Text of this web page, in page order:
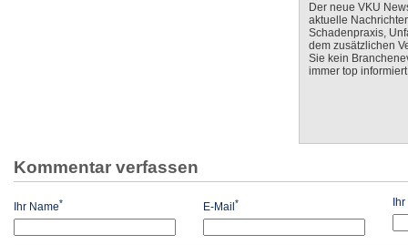
Der neue VKU
aktuelle
Schadenpraxis,
dem zusätzlichen
Sie kein
immer top
Kommentar verfassen
Ihr Name* E-Mail *